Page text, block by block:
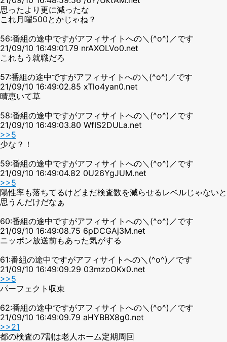
思ったより更に減ったな
これ月曜500とかじゃね？
56:番組の途中ですがアフィサイトへの＼(^o^)／です
21/09/10 16:49:01.79 nrAXOLVo0.net
これもう就職だろ
57:番組の途中ですがアフィサイトへの＼(^o^)／です
21/09/10 16:49:02.85 xTlo4yan0.net
晴恵いて草
58:番組の途中ですがアフィサイトへの＼(^o^)／です
21/09/10 16:49:03.80 WfIS2DULa.net
>>5
少な？！
59:番組の途中ですがアフィサイトへの＼(^o^)／です
21/09/10 16:49:04.82 0U26YgJUM.net
>>5
陽性率も落ちてるけどまだ検査数を減らせるレベルじゃないと
思うんだけだなぁ
60:番組の途中ですがアフィサイトへの＼(^o^)／です
21/09/10 16:49:08.75 6pDCGAj3M.net
ニッポン放送前もあった気がする
61:番組の途中ですがアフィサイトへの＼(^o^)／です
21/09/10 16:49:09.29 03mzoOKx0.net
>>5
パーフェクト収束
62:番組の途中ですがアフィサイトへの＼(^o^)／です
21/09/10 16:49:09.79 aHYBBX8g0.net
>>21
都の検査の7割は老人ホーム定期周回